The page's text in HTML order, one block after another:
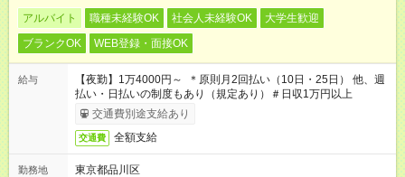
アルバイト 職種未経験OK 社会人未経験OK
大学生歓迎
ブランクOK
WEB登録・面接OK
給与
【夜勤】1万4000円～ ＊原則月2回払い（10日・25日） 他、週
払い・日払いの制度もあり（規定あり）＃日収1万円以上
交通費別途支給あり
交通費 全額支給
勤務地
東京都品川区